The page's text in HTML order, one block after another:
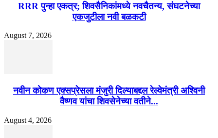
RRR पुन्हा एकत्र; शिवसैनिकांमध्ये नवचैतन्य, संघटनेच्या
एकजुटीला नवी बळकटी
August 7, 2026
नवीन कोकण एक्सप्रेसला मंजुरी दिल्याबद्दल रेल्वेमंत्री अश्विनी
वैष्णव यांचा शिवसेनेच्या वतीने...
August 4, 2026